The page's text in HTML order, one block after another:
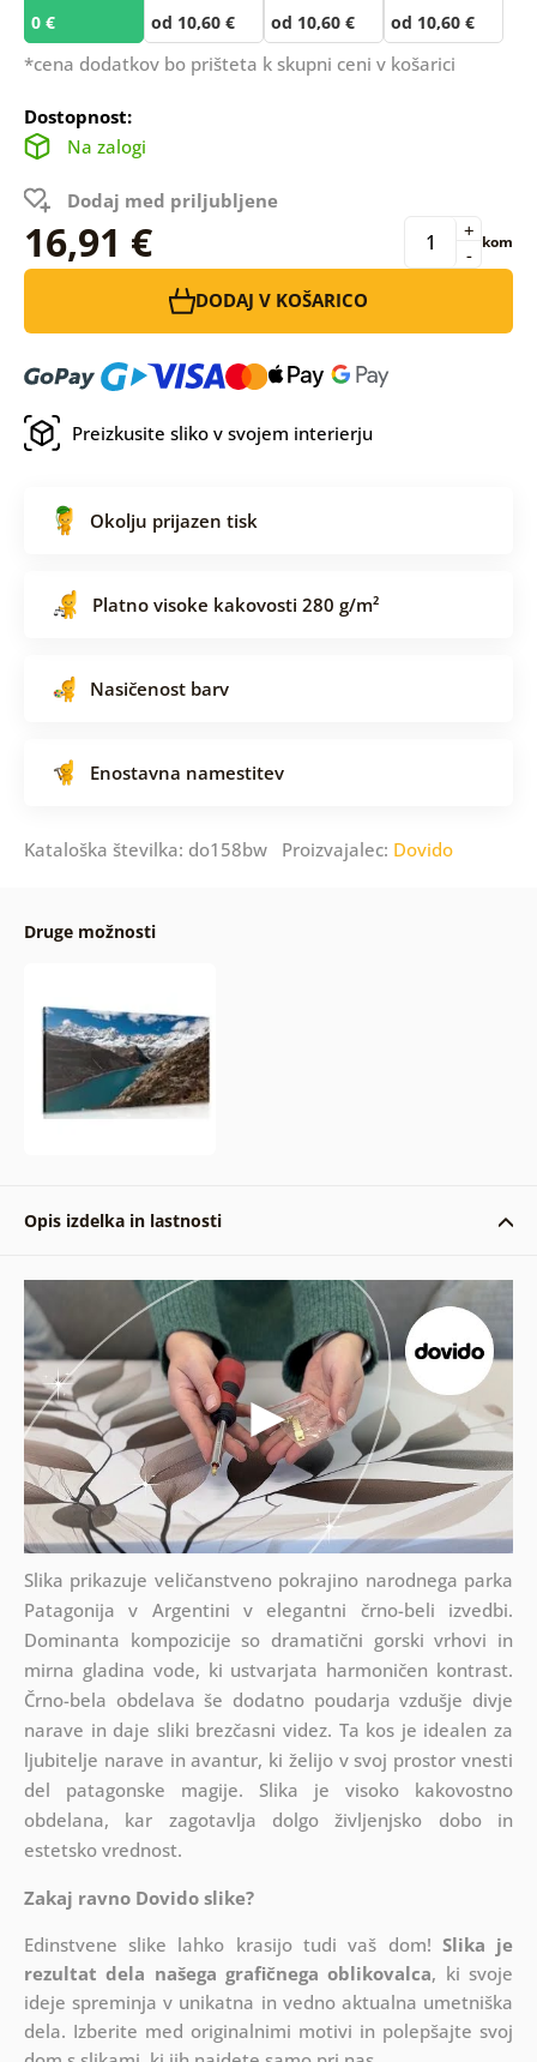
0 € od 10,60 € od 10,60 € od 10,60 €
*cena dodatkov bo prišteta k skupni ceni v košarici
Dostopnost:
Na zalogi
Dodaj med priljubljene
16,91 € -
+ kom
DODAJ V KOŠARICO
Preizkusite sliko v svojem interierju
Okolju prijazen tisk
Platno visoke kakovosti 280 g/m²
Nasičenost barv
Enostavna namestitev
Kataloška številka: do158bw Proizvajalec: Dovido
Druge možnosti
Opis izdelka in lastnosti
Slika prikazuje veličanstveno pokrajino narodnega parka
Patagonija v Argentini v elegantni črno-beli izvedbi.
Dominanta kompozicije so dramatični gorski vrhovi in
mirna gladina vode, ki ustvarjata harmoničen kontrast.
Črno-bela obdelava še dodatno poudarja vzdušje divje
narave in daje sliki brezčasni videz. Ta kos je idealen za
ljubitelje narave in avantur, ki želijo v svoj prostor vnesti
del patagonske magije. Slika je visoko kakovostno
obdelana, kar zagotavlja dolgo življenjsko dobo in
estetsko vrednost.
Zakaj ravno Dovido slike?
Edinstvene slike lahko krasijo tudi vaš dom! Slika je
rezultat dela našega grafičnega oblikovalca, ki svoje
ideje spreminja v unikatna in vedno aktualna umetniška
dela. Izberite med originalnimi motivi in polepšajte svoj